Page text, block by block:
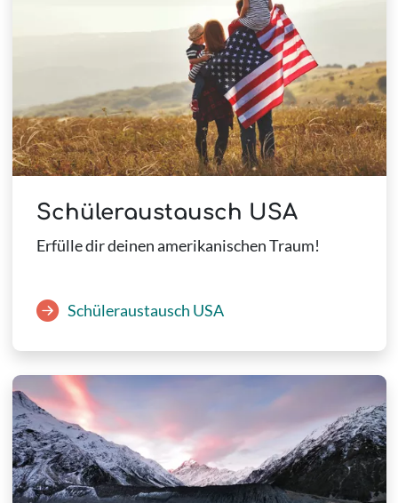
Schüleraustausch USA
Erfülle dir deinen amerikanischen Traum!
Schüleraustausch USA